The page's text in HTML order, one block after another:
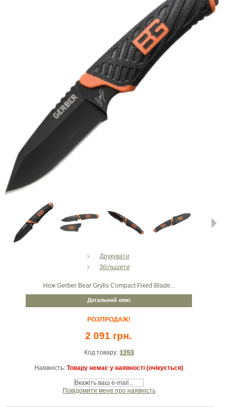
Друкувати
Збільшити
Нож Gerber Bear Grylls Compact Fixed Blade...
Детальний опис
РОЗПРОДАЖ!
2 091 грн.
Код товару: 1253
Наявність: Товару немає у наявності (очікується)
Повідомити мене про наявність